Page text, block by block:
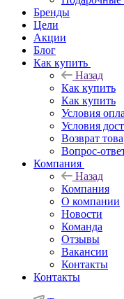
Бренды
Цели
Акции
Блог
Как купить
Назад
Как купить
Как купить
Условия
Условия
Возврат
Вопрос-
Компания
Назад
Компания
О компании
Новости
Команда
Отзывы
Вакансии
Контакты
Контакты